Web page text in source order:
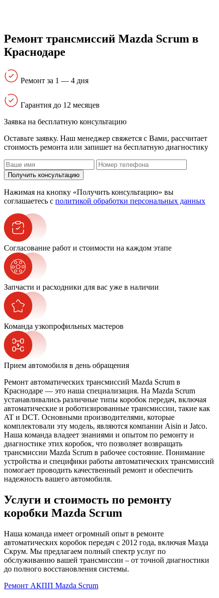
Ремонт трансмиссий Mazda Scrum в
Краснодаре
Ремонт за 1 — 4 дня
Гарантия до 12 месяцев
Заявка на бесплатную консультацию
Оставьте заявку. Наш менеджер свяжется с Вами, расcчитает
стоимость ремонта или запишет на бесплатную диагностику
Получить консультацию
Нажимая на кнопку «Получить консультацию» вы
соглашаетесь с политикой обработки персональных данных
Согласование работ и стоимости на каждом этапе
Запчасти и расходники для вас уже в наличии
Команда узкопрофильных мастеров
Прием автомобиля в день обращения
Ремонт автоматических трансмиссий Mazda Scrum в
Краснодаре — это наша специализация. На Mazda Scrum
устанавливались различные типы коробок передач, включая
автоматические и роботизированные трансмиссии, такие как
AT и DCT. Основными производителями, которые
комплектовали эту модель, являются компании Aisin и Jatco.
Наша команда владеет знаниями и опытом по ремонту и
диагностике этих коробок, что позволяет возвращать
трансмиссии Mazda Scrum в рабочее состояние. Понимание
устройства и специфики работы автоматических трансмиссий
помогает проводить качественный ремонт и обеспечить
надежность вашего автомобиля.
Услуги и стоимость по ремонту
коробки Mazda Scrum
Наша команда имеет огромный опыт в ремонте
автоматических коробок передач с 2012 года, включая Мазда
Скрум. Мы предлагаем полный спектр услуг по
обслуживанию вашей трансмиссии – от точной диагностики
до полного восстановления системы.
Ремонт АКПП Mazda Scrum